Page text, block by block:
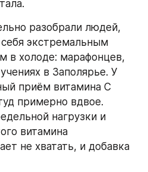
разобрали людей,
экстремальным
в холоде: марафонцев,
в Заполярье. У
приём витамина C
примерно вдвое.
нагрузки и
витамина
не хватать, и добавка